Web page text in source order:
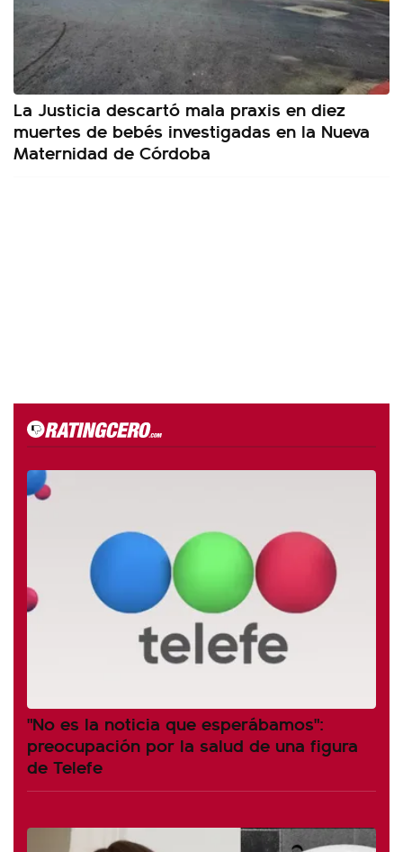
La Justicia descartó mala praxis en diez
muertes de bebés investigadas en la Nueva
Maternidad de Córdoba
"No es la noticia que esperábamos":
preocupación por la salud de una figura
de Telefe